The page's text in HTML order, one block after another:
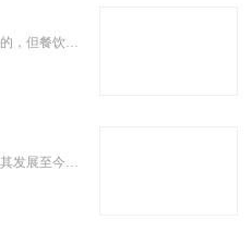
餐饮行业在最近几年的火热是有目共睹的，但餐饮行业的激烈竞争也使得许多餐饮品牌不断倒下，由此可见加盟餐饮行业选对品牌非常关键。但餐饮行业品牌众多，使得许多初级投资者非常难分辨出哪个餐饮加盟品牌比较好。那么本专题就为那些对餐饮加盟品牌无从下手的投资者们，推荐餐饮行业不错的加盟品牌。
零售业是一个很久之前就出现的行业，其发展至今，行业品牌众多，竞争可谓相当激烈， 这样使得小的零售品牌很难生存。那么选择一个好的零售品牌进行加盟也就变的非常重要。但许多投资者依然不知道零售店加盟哪个品牌好，那么本专题今天就为加盟商解决这些零售店加盟品牌，推荐一些大的零售加盟品牌，和其加盟费用等相关加盟信息。